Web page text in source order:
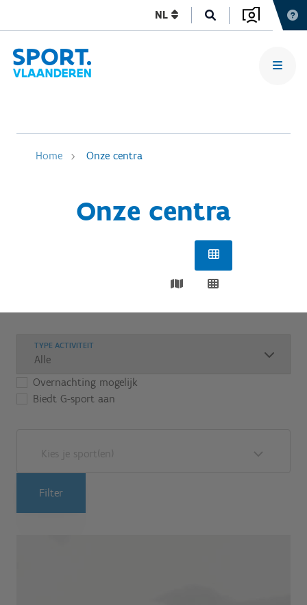
NL
Home Onze centra
Onze centra
TYPE ACTIVITEIT
Overnachting mogelijk
Biedt G-sport aan
Kies je sport(en)
Filter